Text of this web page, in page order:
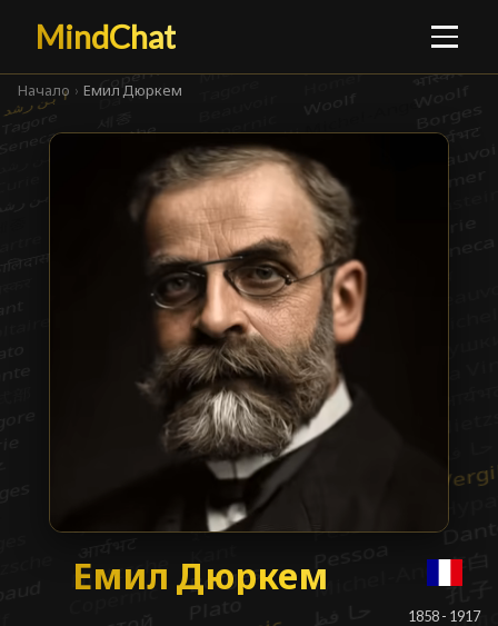
MindChat
Начало › Емил Дюркем
Емил Дюркем
Емил Дюркем
1858 - 1917